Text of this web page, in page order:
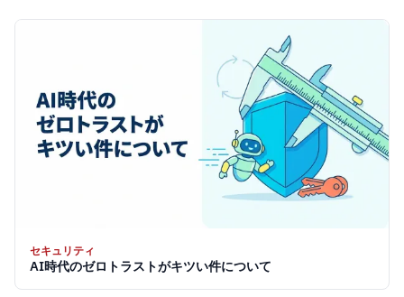
セキュリティ
AI時代のゼロトラストがキツい件について